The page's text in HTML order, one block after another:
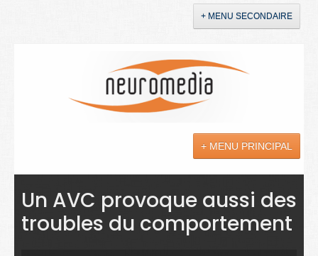
+ MENU SECONDAIRE
+ MENU PRINCIPAL
Actualités
Sciences
Un AVC provoque aussi des
troubles du comportement